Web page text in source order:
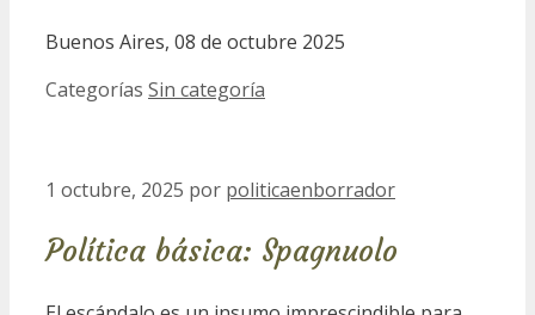
Buenos Aires, 08 de octubre 2025
Categorías Sin categoría
1 octubre, 2025 por politicaenborrador
Política básica: Spagnuolo